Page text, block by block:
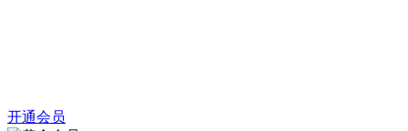
开通会员